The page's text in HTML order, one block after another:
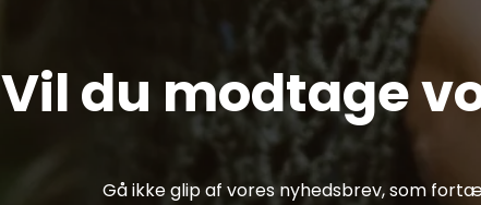
Vil du modtage
Gå ikke glip af vores nyhedsbrev, som